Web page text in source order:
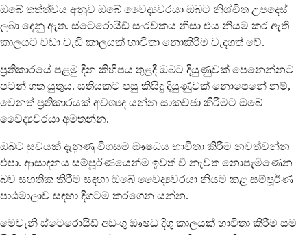
ඔබේ තත්ත්වය අනුව ඔබේ වෛද්‍යවරයා ඔබට නිශ්චිත උපදෙස්
ලබා දෙනු ඇත. ස්ටෙරොයිඩ් සංරචකය නිසා එය නියම කර ඇති
කාලයට වඩා වැඩි කාලයක් භාවිතා නොකිරීම වැදගත් වේ.
ප්‍රතිකාරයේ පළමු දින කිහිපය තුළදී ඔබට දියුණුවක් පෙනෙන්නට
පටන් ගත යුතුය. සතියකට පසු කිසිදු දියුණුවක් නොපෙනේ නම්,
වෙනත් ප්‍රතිකාරයක් අවශ්‍යද යන්න සාකච්ඡා කිරීමට ඔබේ
වෛද්‍යවරයා අමතන්න.
ඔබට සුවයක් දැනුණු විගසම ඖෂධය භාවිතා කිරීම නවත්වන්න
එපා. ආසාදනය සම්පූර්ණයෙන්ම ඉවත් වී නැවත නොපැමිණෙන
බව සහතික කිරීම සඳහා ඔබේ වෛද්‍යවරයා නියම කළ සම්පූර්ණ
පාඨමාලාව සඳහා දිගටම කරගෙන යන්න.
මෙවැනි ස්ටෙරොයිඩ් අඩංගු ඖෂධ දිගු කාලයක් භාවිතා කිරීම සම